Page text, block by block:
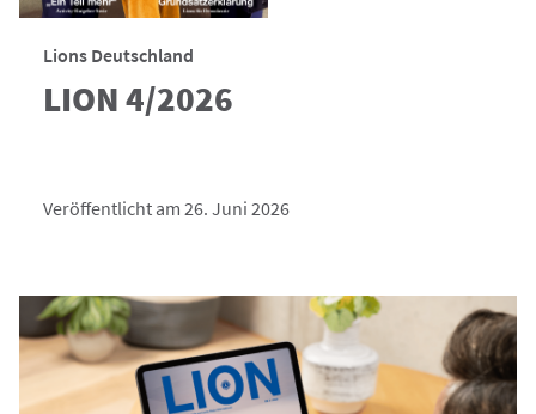
Lions Deutschland
LION 4/2026
Veröffentlicht am 26. Juni 2026